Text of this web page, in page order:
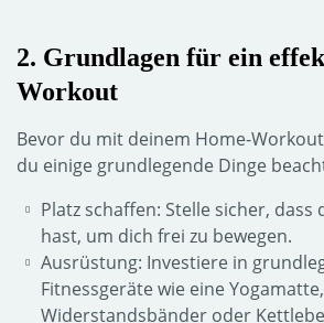
2. Grundlagen für ein
Workout
Bevor du mit deinem Home-
du einige grundlegende Dinge
Platz schaffen: Stelle sicher, dass
hast, um dich frei zu bewegen.
Ausrüstung: Investiere in
Fitnessgeräte wie eine
Widerstandsbänder oder